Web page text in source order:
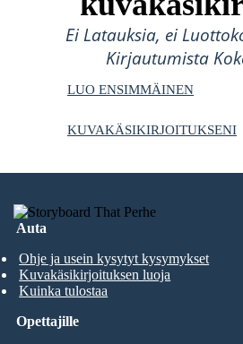
Ei Latauksia, ei
Kirjautumista
LUO ENSIMMÄINEN
KUVAKÄSIKIRJOITUKSENI
Auta
Ohje ja usein kysytyt kysymykset
Kuvakäsikirjoituksen luoja
Kuinka tulostaa
Opettajille